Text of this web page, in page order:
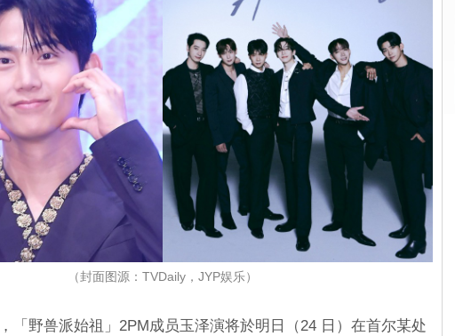
（封面图源：TVDaily，JYP娱乐）
「野兽派始祖」2PM成员玉泽演将於明日（24 日）在首尔某处